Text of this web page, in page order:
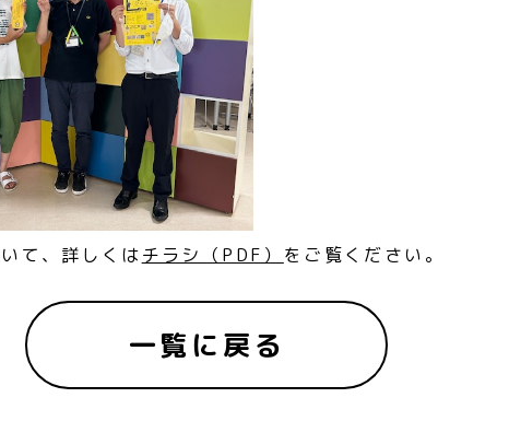
て、詳しくはチラシ（PDF） をご覧ください。
一覧に戻る